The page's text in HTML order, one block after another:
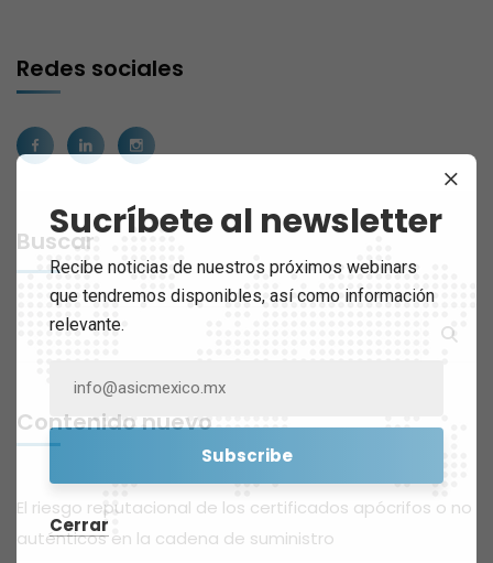
Redes sociales
Buscar
Contenido nuevo
El riesgo reputacional de los certificados apócrifos o no
auténticos en la cadena de suministro
Sucríbete al newsletter
Recibe noticias de nuestros próximos webinars
que tendremos disponibles, así como información
relevante.
Cerrar